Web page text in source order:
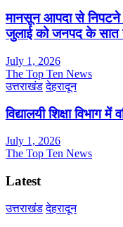
मानसून आपदा से निपटने
जुलाई को जनपद के सात
July 1, 2026
The Top Ten News
उत्तराखंड देहरादून
विद्यालयी शिक्षा विभाग में
July 1, 2026
The Top Ten News
Latest
उत्तराखंड देहरादून